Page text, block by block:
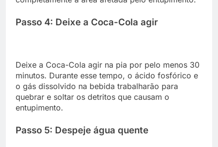
Passo 4: Deixe a Coca-Cola agir
Deixe a Coca-Cola agir na pia por pelo menos 30
minutos. Durante esse tempo, o ácido fosfórico e
o gás dissolvido na bebida trabalharão para
quebrar e soltar os detritos que causam o
entupimento.
Passo 5: Despeje água quente